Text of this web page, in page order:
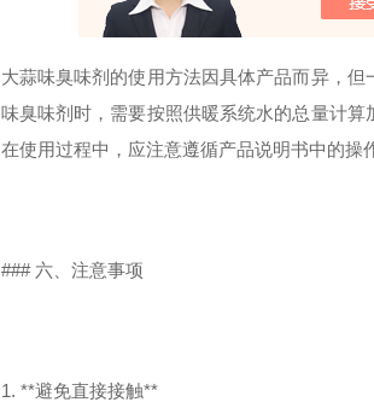
大蒜味臭味剂的使用方法因具体产品而异，
味臭味剂时，需要按照供暖系统水的总量计算
在使用过程中，应注意遵循产品说明书中的操
### 六、注意事项
1. **避免直接接触**